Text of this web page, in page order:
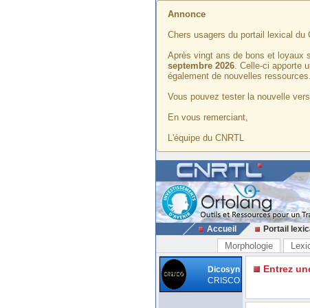
Annonce
Chers usagers du portail lexical du
Après vingt ans de bons et loyaux
septembre 2026. Celle-ci apporte
également de nouvelles ressources.
Vous pouvez tester la nouvelle
En vous remerciant,
L'équipe du CNRTL
Accueil Portail
Morphologie
Dicosyn
CRISCO
Entrez